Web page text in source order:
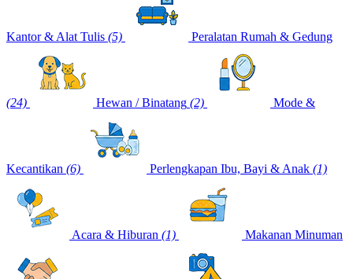
Kantor & Alat Tulis (5) Peralatan Rumah & Gedung
(24) Hewan / Binatang (2) Mode &
Kecantikan (6) Perlengkapan Ibu, Bayi & Anak (1)
Acara & Hiburan (1) Makanan Minuman